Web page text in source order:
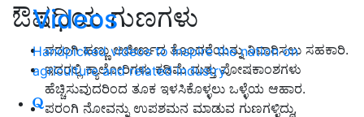
Videos
Handpicked videos to inspire the nation on
agriculture and related industry
ಔಷಧಿಯ ಗುಣಗಳು
ಪರಂಗಿ ಹಣ್ಣು ಅಜೀರ್ಣದ ತೊಂದರೆಯನ್ನು ನಿವಾರಿಸಲು ಸಹಕಾರಿ.
ಇದರಲ್ಲಿ ಕ್ಯಾಲೋರಿಗಳು ಕಡಿಮೆ ಮತ್ತು ಪೋಷಕಾಂಶಗಳು
ಹೆಚ್ಚಿಸುವುದರಿಂದ ತೂಕ ಇಳಸಿಕೊಳ್ಳಲು ಒಳ್ಳೆಯ ಆಹಾರ.
ಪರಂಗಿ ನೋವನ್ನು ಉಪಶಮನ ಮಾಡುವ ಗುಣಗಳ್ಳಿದ್ದು,